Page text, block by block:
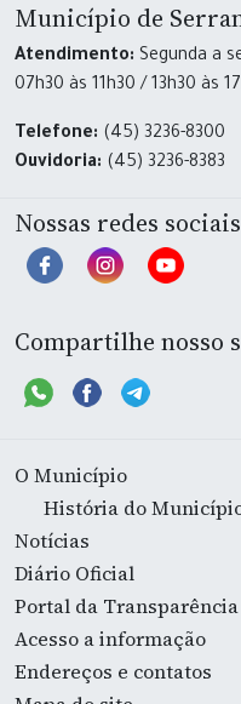
Município de
Atendimento: Segunda a
07h30 às 11h30 / 13h30 às
Telefone: (45) 3236-8300
Ouvidoria: (45) 3236-8383
Nossas redes sociais
Compartilhe nosso
O Município
História do
Notícias
Diário Oficial
Portal da Transparência
Acesso a informação
Endereços e contatos